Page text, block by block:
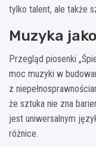
tylko talent, ale także
Muzyka
Przegląd piosenki
moc muzyki w
z
że sztuka nie zna
jest uniwersalnym
różnice.